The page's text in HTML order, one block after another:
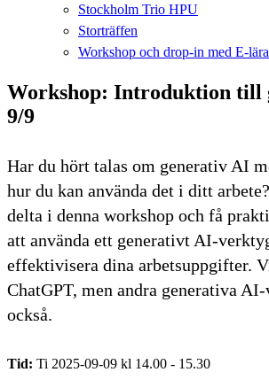
Stockholm Trio HPU
Storträffen
Workshop och drop-in med E-
Workshop: Introduktion till
9/9
Har du hört talas om generativ AI
hur du kan använda det i ditt
delta i denna workshop och få
att använda ett generativt AI-
effektivisera dina arbetsuppgifter.
ChatGPT, men andra generativa
också.
Tid: Ti 2025-09-09 kl 14.00 - 15.30